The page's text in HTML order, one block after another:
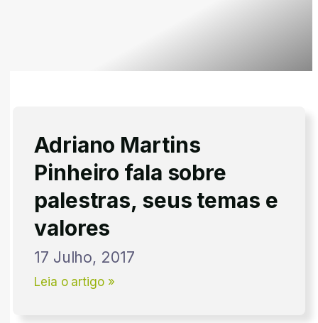
Adriano Martins
Pinheiro fala sobre
palestras, seus temas e
valores
17 Julho, 2017
Leia o artigo »